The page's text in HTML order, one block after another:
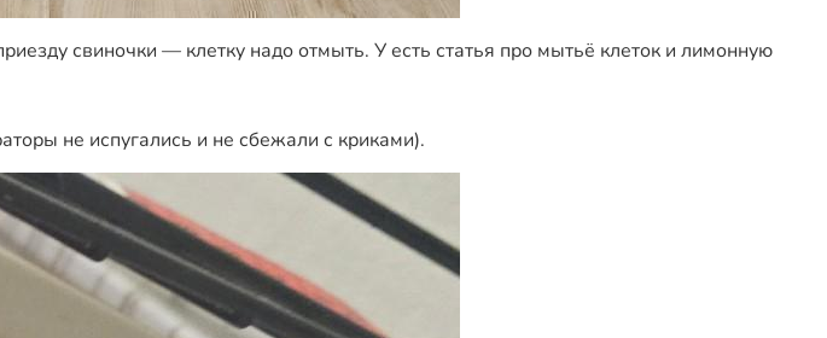
свиночки — клетку надо отмыть. У есть статья про мытьё клеток и лимонную
не испугались и не сбежали с криками).